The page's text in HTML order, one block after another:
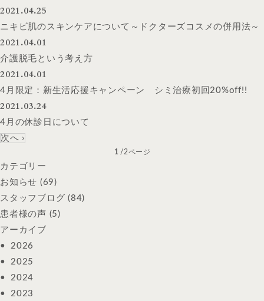
2021.04.25
ニキビ肌のスキンケアについて～ドクターズコスメの併用法～
2021.04.01
介護脱毛という考え方
2021.04.01
4月限定：新生活応援キャンペーン シミ治療初回20%off!!
2021.03.24
4月の休診日について
次へ ›
1 /2ページ
カテゴリー
お知らせ (69)
スタッフブログ (84)
患者様の声 (5)
アーカイブ
2026
2025
2024
2023